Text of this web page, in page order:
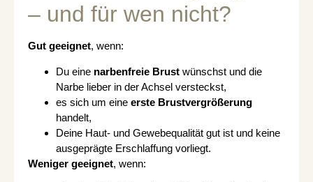
– und für wen nicht?
Gut geeignet, wenn:
Du eine narbenfreie Brust wünschst und die
Narbe lieber in der Achsel versteckst,
es sich um eine erste Brustvergrößerung
handelt,
Deine Haut- und Gewebequalität gut ist und keine
ausgeprägte Erschlaffung vorliegt.
Weniger geeignet, wenn: